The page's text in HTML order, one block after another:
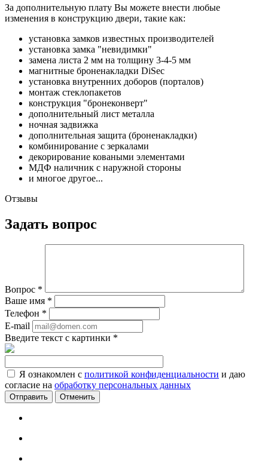
За дополнительную плату Вы можете внести любые
изменения в конструкцию двери, такие как:
установка замков известных производителей
установка замка "невидимки"
замена листа 2 мм на толщину 3-4-5 мм
магнитные броненакладки DiSec
установка внутренних доборов (порталов)
монтаж стеклопакетов
конструкция "бронеконверт"
дополнительный лист металла
ночная задвижка
дополнительная защита (броненакладки)
комбинирование с зеркалами
декорирование коваными элементами
МДФ наличник с наружной стороны
и многое другое...
Отзывы
Задать вопрос
Вопрос *
Ваше имя *
Телефон *
E-mail
Введите текст с картинки *
Я ознакомлен с политикой конфиденциальности и даю
согласие на обработку персональных данных
Отменить